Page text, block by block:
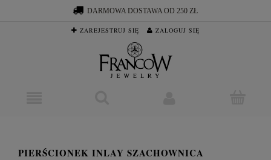
DARMOWA DOSTAWA OD 250 ZŁ
ZAREJESTRUJ SIĘ ZALOGUJ SIĘ
PIERŚCIONEK INLAY SZACHOWNICA